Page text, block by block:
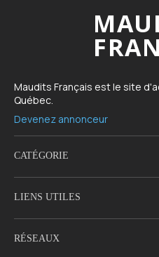
Maudits Français est le site
Québec.
Devenez annonceur
CATÉGORIE
LIENS UTILES
RÉSEAUX